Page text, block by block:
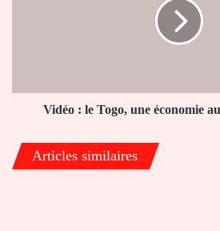
atouts
Vidéo : le Togo, une économie
Articles similaires